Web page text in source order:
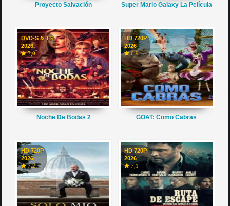
Proyecto Salvación Super Mario Galaxy La Película
DVD-S & TS
2026
7,0
Noche De Bodas 2
HD 720P
2026
6,9
GOAT: Como Cabras
HD 720P
2026
7,2
HD 720P
2026
7,1